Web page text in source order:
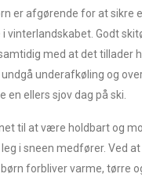
er afgørende for at sikre
i vinterlandskabet. Godt
med at det tillader
underafkøling og
en ellers sjov dag på ski.
til at være holdbart og
i sneen medfører. Ved
forbliver varme, tørre